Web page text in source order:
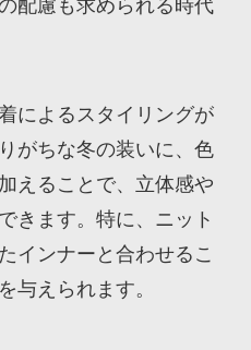
配慮も求められる時代
によるスタイリングが
がちな冬の装いに、色
えることで、立体感や
きます。特に、ニット
インナーと合わせるこ
与えられます。